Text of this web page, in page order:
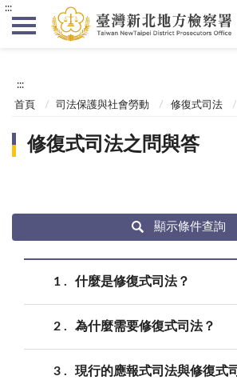
:::
:::
首頁 司法保護與社會勞動 修復式司法
修復式司法之問與答
顯示條件查詢
1 什麼是修復式司法？
2 為什麼需要修復式司法？
3 現行的應報式司法與修復式